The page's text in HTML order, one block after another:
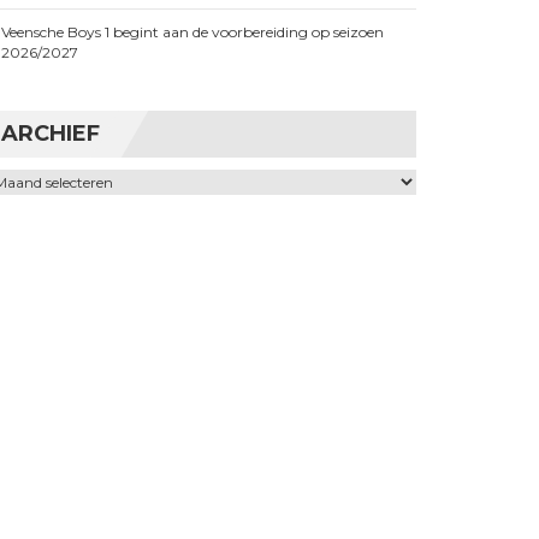
Veensche Boys 1 begint aan de voorbereiding op seizoen
2026/2027
ARCHIEF